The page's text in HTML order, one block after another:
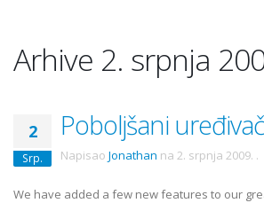
Arhive 2. srpnja
2
Srp.
Poboljšani
Napisao Jonathan na 2. srpnja 2009. .
We have added a few new features to our